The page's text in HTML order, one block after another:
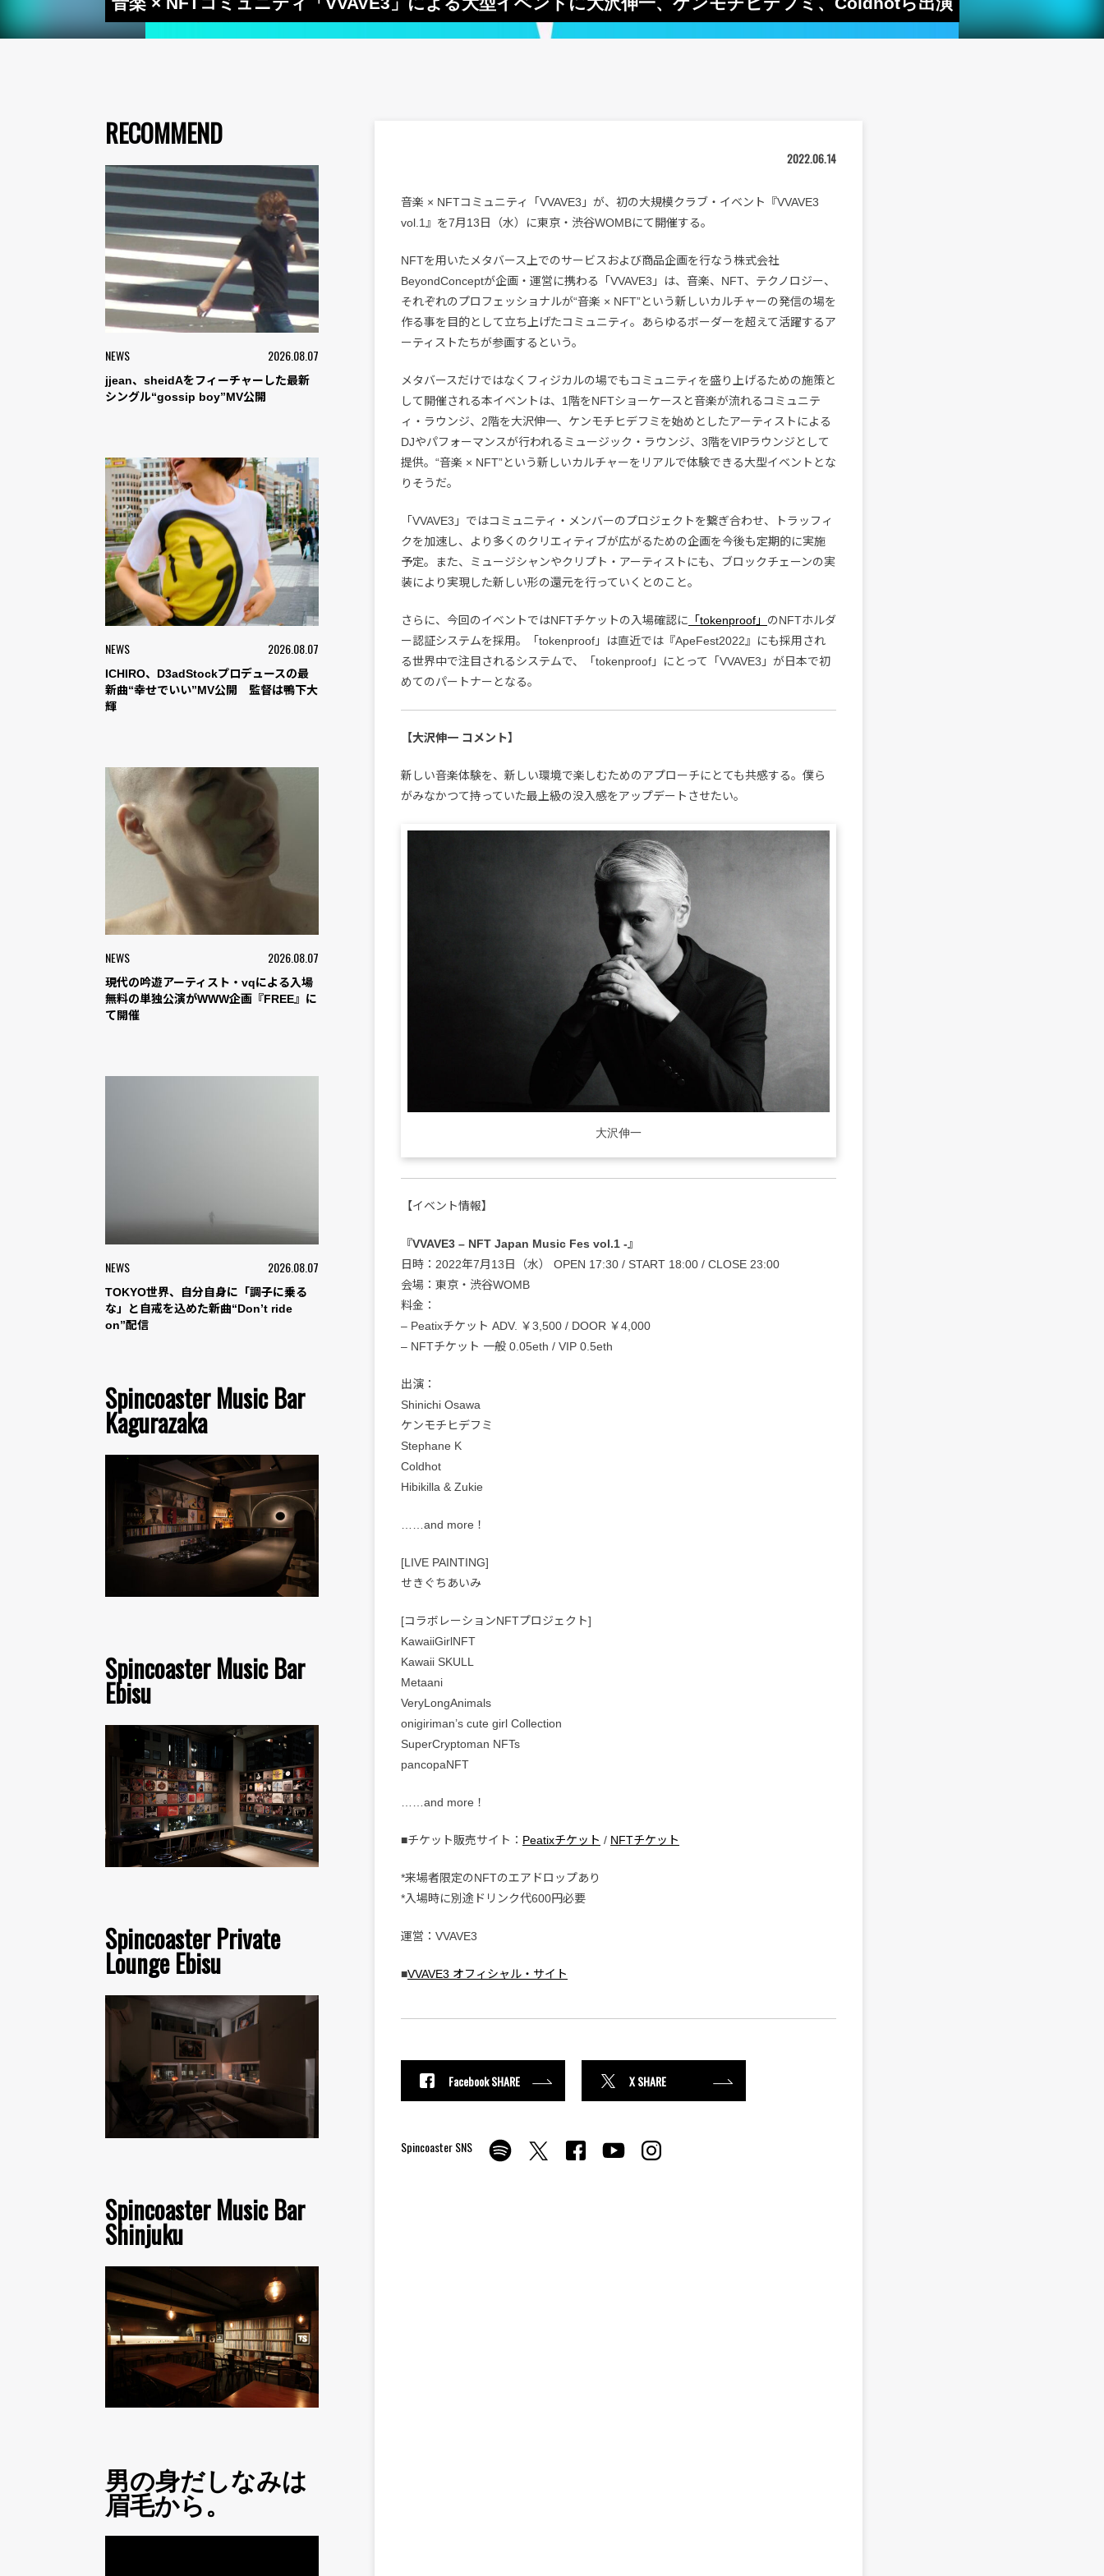
RECOMMEND
NEWS 2026.08.07
jjean、sheidAをフィーチャーした最新
シングル“gossip boy”MV公開
NEWS 2026.08.07
ICHIRO、D3adStockプロデュースの最
新曲“幸せでいい”MV公開 監督は鴨下大
輝
NEWS 2026.08.07
現代の吟遊アーティスト・vqによる入場
無料の単独公演がWWW企画『FREE』に
て開催
NEWS 2026.08.07
TOKYO世界、自分自身に「調子に乗る
な」と自戒を込めた新曲“Don’t ride
on”配信
Spincoaster Music Bar
Kagurazaka
Spincoaster Music Bar
Ebisu
Spincoaster Private
Lounge Ebisu
Spincoaster Music Bar
Shinjuku
男の身だしなみは
眉毛から。
2022.06.14
音楽 × NFTコミュニティ「VVAVE3」が、初の大規模クラブ・イベント『VVAVE3
vol.1』を7月13日（水）に東京・渋谷WOMBにて開催する。
NFTを用いたメタバース上でのサービスおよび商品企画を行なう株式会社
BeyondConceptが企画・運営に携わる「VVAVE3」は、音楽、NFT、テクノロジー、
それぞれのプロフェッショナルが“音楽 × NFT”という新しいカルチャーの発信の場を
作る事を目的として立ち上げたコミュニティ。あらゆるボーダーを超えて活躍するア
ーティストたちが参画するという。
メタバースだけではなくフィジカルの場でもコミュニティを盛り上げるための施策と
して開催される本イベントは、1階をNFTショーケースと音楽が流れるコミュニテ
ィ・ラウンジ、2階を大沢伸一、ケンモチヒデフミを始めとしたアーティストによる
DJやパフォーマンスが行われるミュージック・ラウンジ、3階をVIPラウンジとして
提供。“音楽 × NFT”という新しいカルチャーをリアルで体験できる大型イベントとな
りそうだ。
「VVAVE3」ではコミュニティ・メンバーのプロジェクトを繋ぎ合わせ、トラッフィ
クを加速し、より多くのクリエィティブが広がるための企画を今後も定期的に実施
予定。また、ミュージシャンやクリプト・アーティストにも、ブロックチェーンの実
装により実現した新しい形の還元を行っていくとのこと。
さらに、今回のイベントではNFTチケットの入場確認に 「tokenproof」 のNFTホルダ
ー認証システムを採用。「tokenproof」は直近では『ApeFest2022』にも採用され
る世界中で注目されるシステムで、「tokenproof」にとって「VVAVE3」が日本で初
めてのパートナーとなる。
【大沢伸一 コメント】
新しい音楽体験を、新しい環境で楽しむためのアプローチにとても共感する。僕ら
がみなかつて持っていた最上級の没入感をアップデートさせたい。
大沢伸一
【イベント情報】
『VVAVE3 – NFT Japan Music Fes vol.1 -』
日時：2022年7月13日（水） OPEN 17:30 / START 18:00 / CLOSE 23:00
会場：東京・渋谷WOMB
料金：
– Peatixチケット ADV. ￥3,500 / DOOR ￥4,000
– NFTチケット 一般 0.05eth / VIP 0.5eth
出演：
Shinichi Osawa
ケンモチヒデフミ
Stephane K
Coldhot
Hibikilla & Zukie
……and more！
[LIVE PAINTING]
せきぐちあいみ
[コラボレーションNFTプロジェクト]
KawaiiGirlNFT
Kawaii SKULL
Metaani
VeryLongAnimals
onigiriman’s cute girl Collection
SuperCryptoman NFTs
pancopaNFT
……and more！
■チケット販売サイト： Peatixチケット / NFTチケット
*来場者限定のNFTのエアドロップあり
*入場時に別途ドリンク代600円必要
運営：VVAVE3
■VVAVE3 オフィシャル・サイト
Facebook SHARE X SHARE
Spincoaster SNS